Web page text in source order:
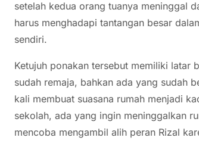
setelah kedua orang tuanya meninggal
harus menghadapi tantangan besar
sendiri.
Ketujuh ponakan tersebut memiliki latar
sudah remaja, bahkan ada yang sudah
kali membuat suasana rumah menjadi
sekolah, ada yang ingin meninggalkan
mencoba mengambil alih peran Rizal